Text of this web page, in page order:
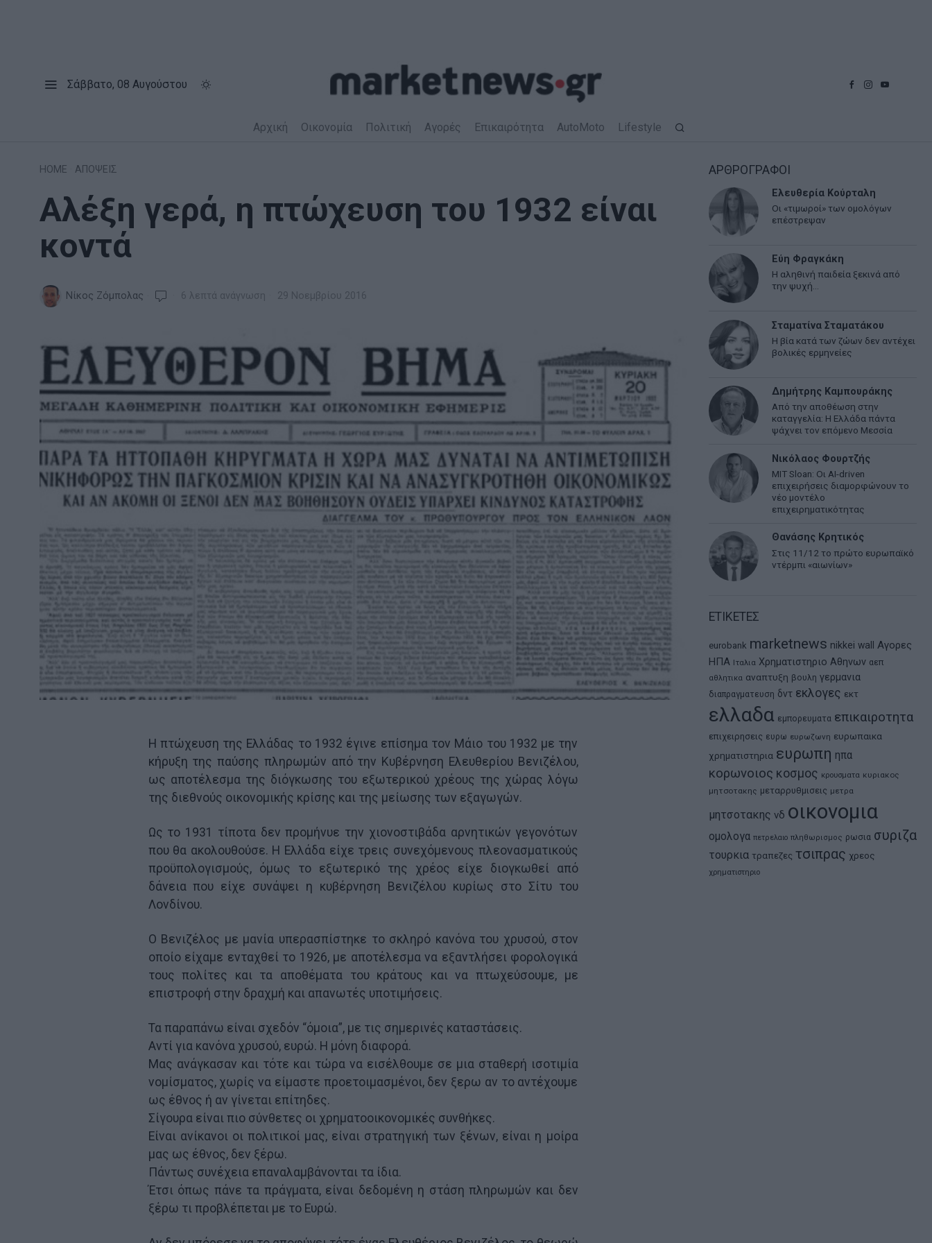
Σάββατο, 08 Αυγούστου
Αρχική Οικονομία Πολιτική Αγορές Επικαιρότητα AutoMoto Lifestyle
HOME ΑΠΟΨΕΙΣ
Αλέξη γερά, η πτώχευση του 1932 είναι
κοντά
Νίκος Ζόμπολας 6 λεπτά ανάγνωση 29 Νοεμβρίου 2016
Η πτώχευση της Ελλάδας το 1932 έγινε επίσημα τον Μάιο του 1932 με την
κήρυξη της παύσης πληρωμών από την Κυβέρνηση Ελευθερίου Βενιζέλου,
ως αποτέλεσμα της διόγκωσης του εξωτερικού χρέους της χώρας λόγω
της διεθνούς οικονομικής κρίσης και της μείωσης των εξαγωγών.
Ως το 1931 τίποτα δεν προμήνυε την χιονοστιβάδα αρνητικών γεγονότων
που θα ακολουθούσε. Η Ελλάδα είχε τρεις συνεχόμενους πλεονασματικούς
προϋπολογισμούς, όμως το εξωτερικό της χρέος είχε διογκωθεί από
δάνεια που είχε συνάψει η κυβέρνηση Βενιζέλου κυρίως στο Σίτυ του
Λονδίνου.
Ο Βενιζέλος με μανία υπερασπίστηκε το σκληρό κανόνα του χρυσού, στον
οποίο είχαμε ενταχθεί το 1926, με αποτέλεσμα να εξαντλήσει φορολογικά
τους πολίτες και τα αποθέματα του κράτους και να πτωχεύσουμε, με
επιστροφή στην δραχμή και απανωτές υποτιμήσεις.
Τα παραπάνω είναι σχεδόν “όμοια”, με τις σημερινές καταστάσεις.
Αντί για κανόνα χρυσού, ευρώ. Η μόνη διαφορά.
Μας ανάγκασαν και τότε και τώρα να εισέλθουμε σε μια σταθερή ισοτιμία
νομίσματος, χωρίς να είμαστε προετοιμασμένοι, δεν ξερω αν το αντέχουμε
ως έθνος ή αν γίνεται επίτηδες.
Σίγουρα είναι πιο σύνθετες οι χρηματοοικονομικές συνθήκες.
Είναι ανίκανοι οι πολιτικοί μας, είναι στρατηγική των ξένων, είναι η μοίρα
μας ως έθνος, δεν ξέρω.
Πάντως συνέχεια επαναλαμβάνονται τα ίδια.
Έτσι όπως πάνε τα πράγματα, είναι δεδομένη η στάση πληρωμών και δεν
ξέρω τι προβλέπεται με το Ευρώ.
ΑΡΘΡΟΓΡΑΦΟΙ
Ελευθερία Κούρταλη
Οι «τιμωροί» των ομολόγων
επέστρεψαν
Εύη Φραγκάκη
Η αληθινή παιδεία ξεκινά από
την ψυχή…
Σταματίνα Σταματάκου
Η βία κατά των ζώων δεν αντέχει
βολικές ερμηνείες
Δημήτρης Καμπουράκης
Από την αποθέωση στην
καταγγελία: Η Ελλάδα πάντα
ψάχνει τον επόμενο Μεσσία
Νικόλαος Φουρτζής
MIT Sloan: Οι AI-driven
επιχειρήσεις διαμορφώνουν το
νέο μοντέλο
επιχειρηματικότητας
Θανάσης Κρητικός
Στις 11/12 το πρώτο ευρωπαϊκό
ντέρμπι «αιωνίων»
ΕΤΙΚΕΤΕΣ
eurobank marketnews nikkei wall
Αγορες
ΗΠΑ Ιταλια Χρηματιστηριο Αθηνων αεπ
αθλητικα αναπτυξη βουλη γερμανια
διαπραγματευση δντ εκλογες εκτ
ελλαδα εμπορευματα επικαιροτητα
επιχειρησεις ευρω ευρωζωνη ευρωπαικα
χρηματιστηρια ευρωπη ηπα
κορωνοιος κοσμος κρουσματα κυριακος
μητσοτακης μεταρρυθμισεις μετρα
μητσοτακης νδ οικονομια
ομολογα πετρελαιο πληθωρισμος ρωσια συριζα
τουρκια τραπεζες τσιπρας χρεος
χρηματιστηριο